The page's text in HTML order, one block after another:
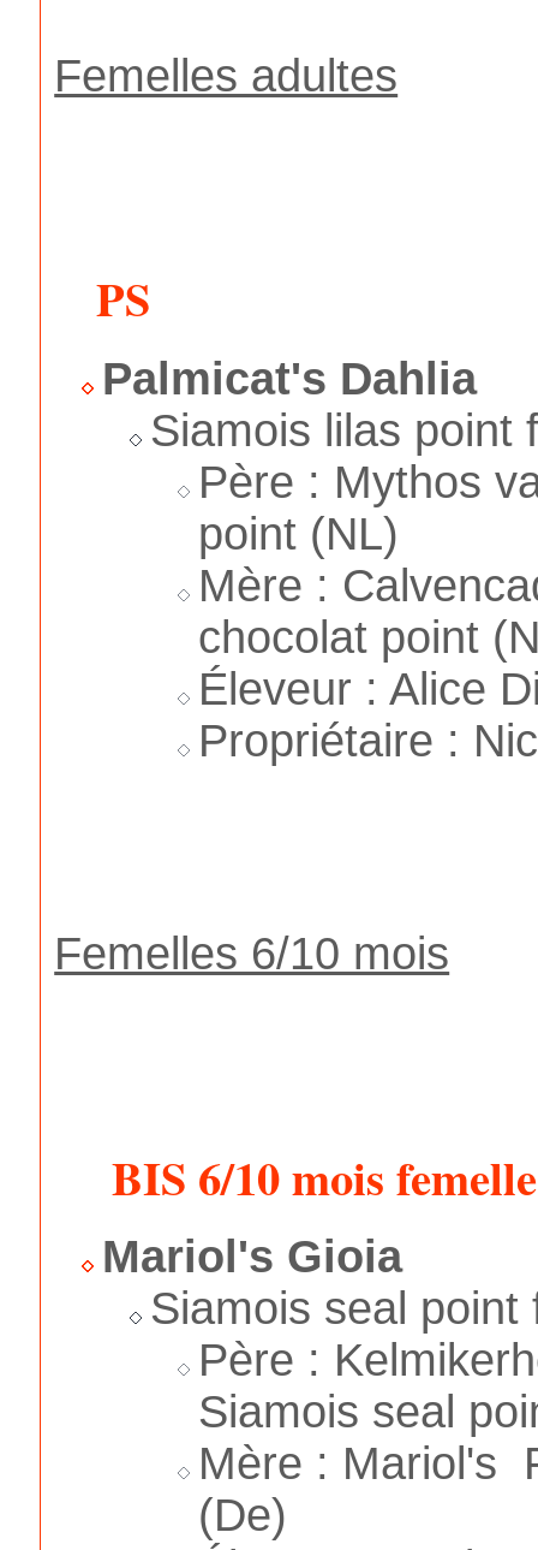
Femelles adultes
PS
Palmicat's Dahlia
Siamois lilas point
Père : Mythos
point (NL)
Mère :
chocolat point
Éleveur : Alice
Propriétaire :
Femelles 6/10 mois
BIS 6/10 mois femelle
Mariol's Gioia
Siamois seal
Père :
Siamois seal
Mère : Mariol's
(De)